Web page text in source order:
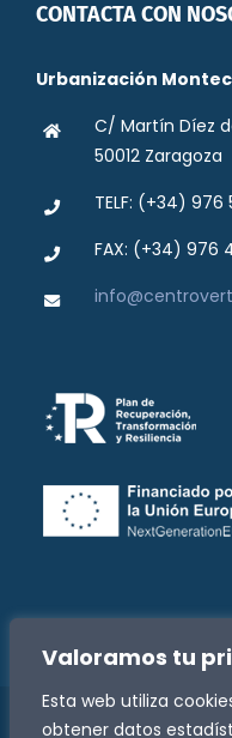
Valoramos tu
Esta web utiliza
obtener datos
CONTACTA CON
Urbanización
C/ Martín Díez
50012 Zaragoza
TELF: (+34)
FAX: (+34) 976